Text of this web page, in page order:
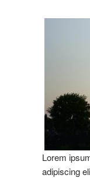
Lorem
adipiscing